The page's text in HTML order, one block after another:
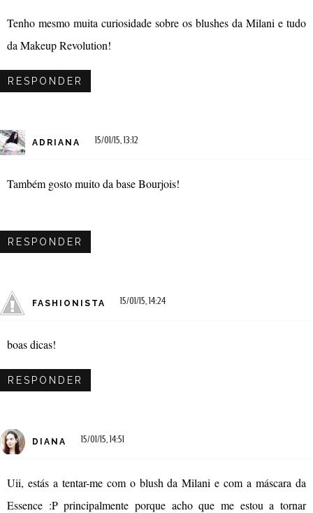
Tenho mesmo muita curiosidade sobre os blushes da Milani e tudo
da Makeup Revolution!
RESPONDER
ADRIANA 15/01/15, 13:12
Também gosto muito da base Bourjois!
RESPONDER
FASHIONISTA 15/01/15, 14:24
boas dicas!
RESPONDER
DIANA 15/01/15, 14:51
Uii, estás a tentar-me com o blush da Milani e com a máscara da
Essence :P principalmente porque acho que me estou a tornar